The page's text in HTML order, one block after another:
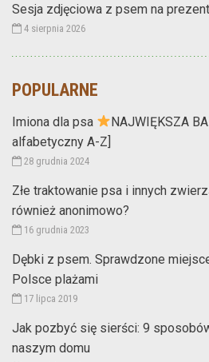
Sesja zdjęciowa z psem na prezent
4 sierpnia 2026
POPULARNE
Imiona dla psa
NAJWIĘKSZA
alfabetyczny A-Z]
28 grudnia 2024
Złe traktowanie psa i innych
również anonimowo?
16 grudnia 2023
Dębki z psem. Sprawdzone
Polsce plażami
17 lipca 2019
Jak pozbyć się sierści: 9
naszym domu